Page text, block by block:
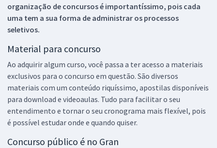
organização de concursos é importantíssimo, pois cada
uma tem a sua forma de administrar os processos
seletivos.
Material para concurso
Ao adquirir algum curso, você passa a ter acesso a materiais
exclusivos para o concurso em questão. São diversos
materiais com um conteúdo riquíssimo, apostilas disponíveis
para download e videoaulas. Tudo para facilitar o seu
entendimento e tornar o seu cronograma mais flexível, pois
é possível estudar onde e quando quiser.
Concurso público é no Gran